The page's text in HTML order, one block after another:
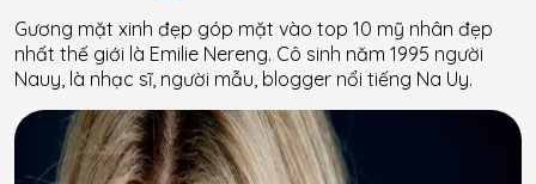
Gương mặt xinh đẹp góp mặt vào top 10 mỹ nhân đẹp
nhất thế giới là Emilie Nereng. Cô sinh năm 1995 người
Nauy, là nhạc sĩ, người mẫu, blogger nổi tiếng Na Uy.